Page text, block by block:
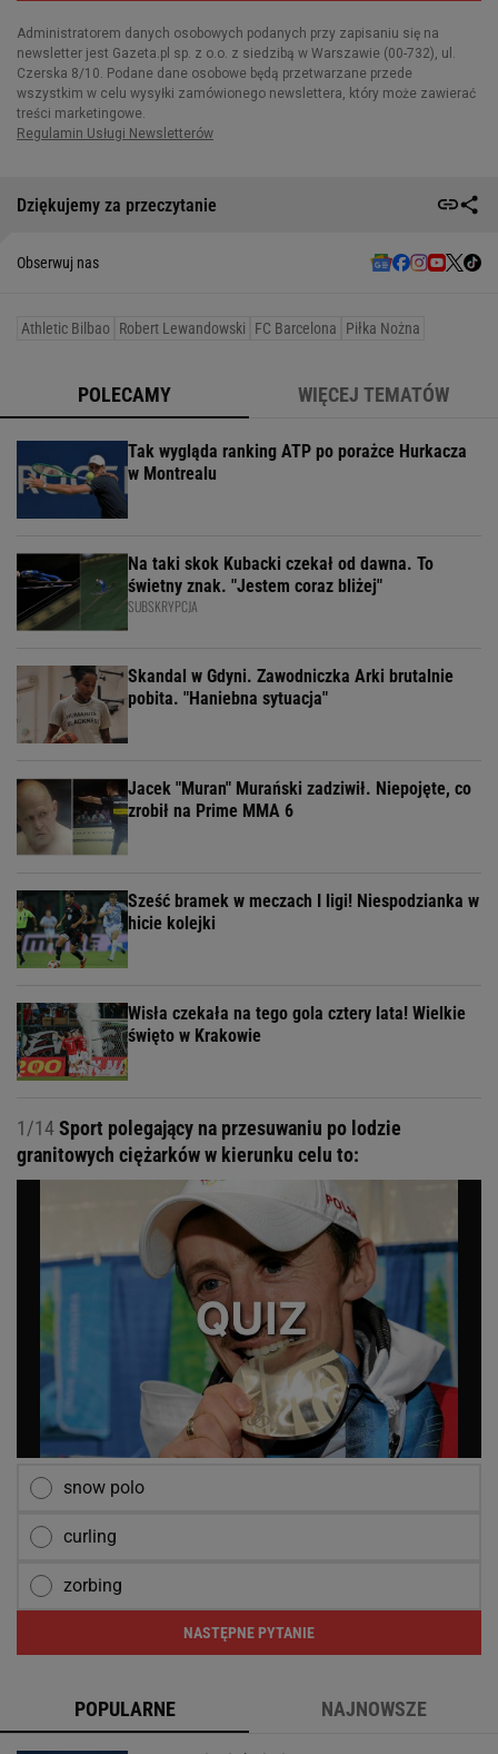
Dziękujemy za przeczytanie
Obserwuj nas
Athletic Bilbao Robert Lewandowski FC Barcelona Piłka Nożna
POLECAMY WIĘCEJ TEMATÓW
Tak wygląda ranking ATP po porażce Hurkacza
w Montrealu
Na taki skok Kubacki czekał od dawna. To
świetny znak. "Jestem coraz bliżej"
SUBSKRYPCJA
Skandal w Gdyni. Zawodniczka Arki brutalnie
pobita. "Haniebna sytuacja"
Jacek "Muran" Murański zadziwił. Niepojęte, co
zrobił na Prime MMA 6
Sześć bramek w meczach I ligi! Niespodzianka w
hicie kolejki
Wisła czekała na tego gola cztery lata! Wielkie
święto w Krakowie
1/14Sport polegający na przesuwaniu po lodzie
granitowych ciężarków w kierunku celu to:
snow polo
curling
zorbing
NASTĘPNE PYTANIE
POPULARNE NAJNOWSZE